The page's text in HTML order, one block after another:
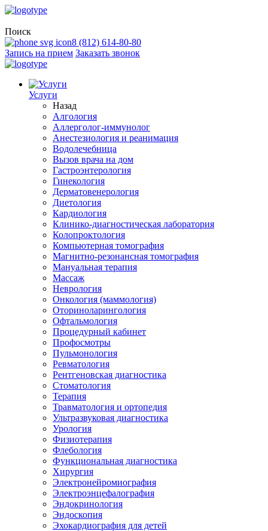
Поиск
8 (812) 614-80-80
Запись на прием Заказать звонок
Услуги
Назад
Алгология
Аллерголог-иммунолог
Анестезиология и реанимация
Водолечебница
Вызов врача на дом
Гастроэнтерология
Гинекология
Дерматовенерология
Диетология
Кардиология
Клинико-диагностическая лаборатория
Колопроктология
Компьютерная томография
Магнитно-резонансная томография
Мануальная терапия
Массаж
Неврология
Онкология (маммология)
Оториноларингология
Офтальмология
Процедурный кабинет
Профосмотры
Пульмонология
Ревматология
Рентгеновская диагностика
Стоматология
Терапия
Травматология и ортопедия
Ультразвуковая диагностика
Урология
Физиотерапия
Флебология
Функциональная диагностика
Хирургия
Электронейромиография
Электроэнцефалография
Эндокринология
Эндоскопия
Эхокардиография для детей